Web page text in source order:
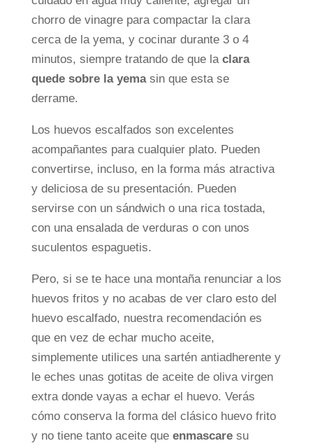
chorro de vinagre para compactar la clara
cerca de la yema, y cocinar durante 3 o 4
minutos, siempre tratando de que la clara
quede sobre la yemasin que esta se
derrame.
Los huevos escalfados son excelentes
acompañantes para cualquier plato. Pueden
convertirse, incluso, en la forma más atractiva
y deliciosa de su presentación. Pueden
servirse con un sándwich o una rica tostada,
con una ensalada de verduras o con unos
suculentos espaguetis.
Pero, si se te hace una montaña renunciar a los
huevos fritos y no acabas de ver claro esto del
huevo escalfado, nuestra recomendación es
que en vez de echar mucho aceite,
simplemente utilices una sartén antiadherente y
le eches unas gotitas de aceite de oliva virgen
extra donde vayas a echar el huevo. Verás
cómo conserva la forma del clásico huevo frito
y no tiene tanto aceite que enmascaresu